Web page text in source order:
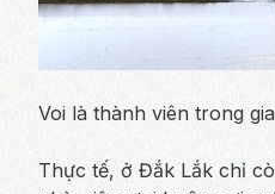
Voi là thành viên trong
Thực tế, ở Đắk Lắk chỉ